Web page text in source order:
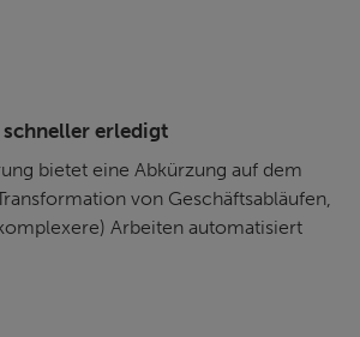
erledigt
bietet eine Abkürzung auf dem
von Geschäftsabläufen,
Arbeiten automatisiert